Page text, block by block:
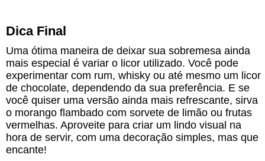
Dica Final
Uma ótima maneira de deixar sua sobremesa ainda
mais especial é variar o licor utilizado. Você pode
experimentar com rum, whisky ou até mesmo um licor
de chocolate, dependendo da sua preferência. E se
você quiser uma versão ainda mais refrescante, sirva
o morango flambado com sorvete de limão ou frutas
vermelhas. Aproveite para criar um lindo visual na
hora de servir, com uma decoração simples, mas que
encante!